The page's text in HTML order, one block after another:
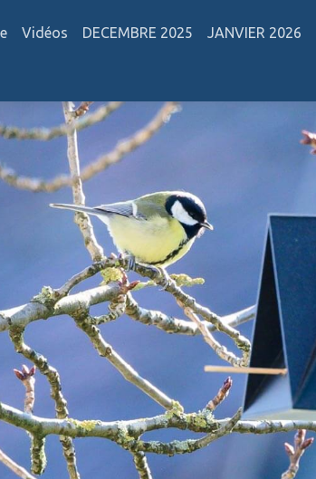
Vidéos DECEMBRE 2025 JANVIER 2026